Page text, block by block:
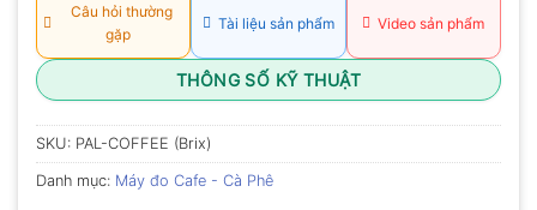
Câu hỏi thường
gặp
Tài liệu sản phẩm Video sản phẩm
THÔNG SỐ KỸ THUẬT
SKU: PAL-COFFEE (Brix)
Danh mục: Máy đo Cafe - Cà Phê